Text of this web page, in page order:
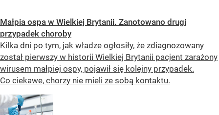
Małpia ospa w Wielkiej Brytanii. Zanotowano drugi
przypadek choroby
Kilka dni po tym, jak władze ogłosiły, że zdiagnozowany
został pierwszy w historii Wielkiej Brytanii pacjent zarażony
wirusem małpiej ospy, pojawił się kolejny przypadek.
Co ciekawe, chorzy nie mieli ze sobą kontaktu.